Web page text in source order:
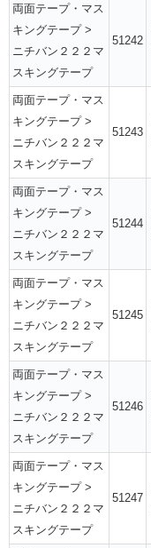
両面テープ・マス
キングテープ >
ニチバン２２２マ
スキングテープ
51242
両面テープ・マス
キングテープ >
ニチバン２２２マ
スキングテープ
51243
両面テープ・マス
キングテープ >
ニチバン２２２マ
スキングテープ
51244
両面テープ・マス
キングテープ >
ニチバン２２２マ
スキングテープ
51245
両面テープ・マス
キングテープ >
ニチバン２２２マ
スキングテープ
51246
両面テープ・マス
キングテープ >
ニチバン２２２マ
スキングテープ
51247